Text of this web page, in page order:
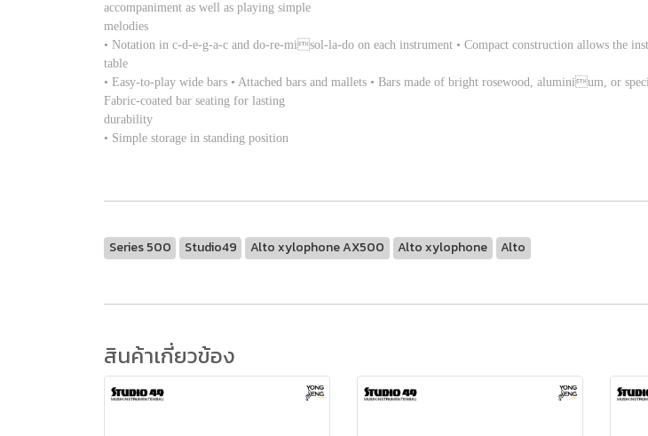
accompaniment as well as playing simple
melodies
• Notation in c-d-e-g-a-c and do-re-misol-la-do on each instrument • Compact construction allows the
table
• Easy-to-play wide bars • Attached bars and mallets • Bars made of bright rosewood, aluminium, or
Fabric-coated bar seating for lasting
durability
• Simple storage in standing position
Series 500 Studio49 Alto xylophone AX500 Alto xylophone Alto
สินค้าเกี่ยวข้อง